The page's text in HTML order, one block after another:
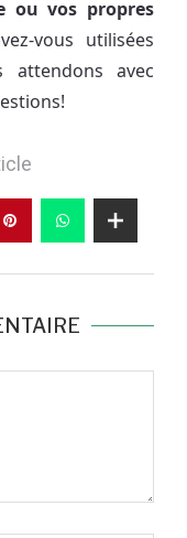
ou vos propres
vous utilisées
avec